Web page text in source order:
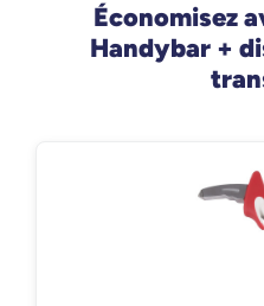
Économisez
Handybar +